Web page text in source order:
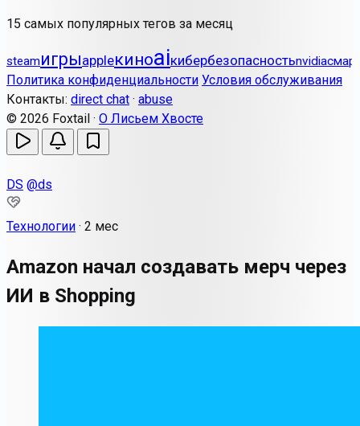
15 самых популярных тегов за месяц
steamигрыappleкиноaiкибербезопасностьnvidia
Политика конфиденциальности Условия обслуживания
Контакты: direct chat · abuse
© 2026 Foxtail · О Лисьем Хвосте
DS @ds
Технологии · 2 мес
Amazon начал создавать мерч через
ИИ в Shopping